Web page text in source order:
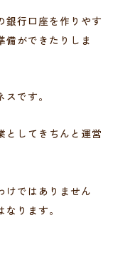
銀行口座を作りやす
備ができたりしま
です。
としてきちんと運営
けではありません
ります。